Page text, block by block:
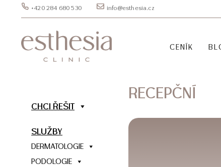
+420 284 680 530 info@esthesia.cz
CENÍK
CHCI ŘEŠIT
SLUŽBY
DERMATOLOGIE
PODOLOGIE
RECEPČNÍ